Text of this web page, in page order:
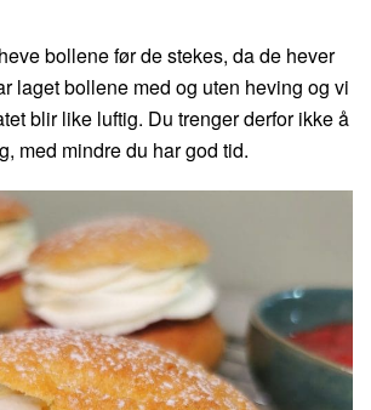
bollene før de stekes, da de hever
laget bollene med og uten heving og vi
blir like luftig. Du trenger derfor ikke å
med mindre du har god tid.